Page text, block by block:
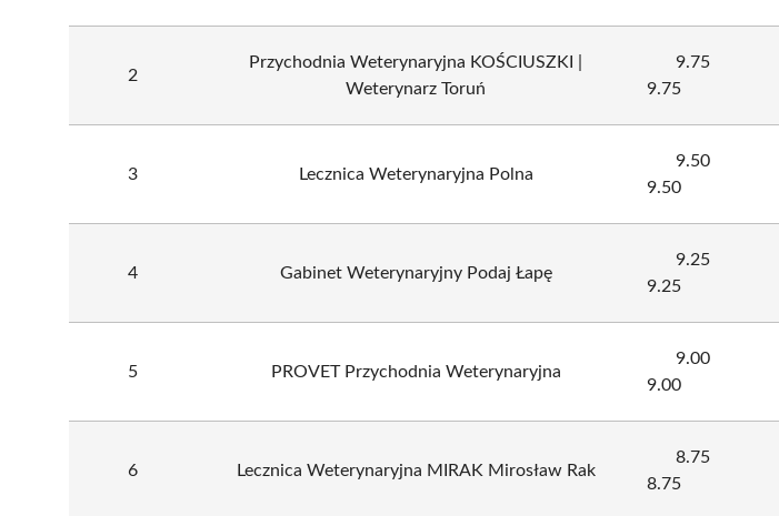
2
Przychodnia Weterynaryjna KOŚCIUSZKI |
Weterynarz Toruń
9.75
9.75
3 Lecznica Weterynaryjna Polna
9.50
9.50
4 Gabinet Weterynaryjny Podaj Łapę
9.25
9.25
5 PROVET Przychodnia Weterynaryjna
9.00
9.00
6 Lecznica Weterynaryjna MIRAK Mirosław Rak
8.75
8.75